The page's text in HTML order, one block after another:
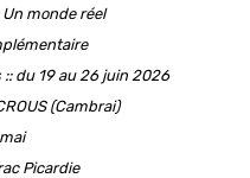
Un monde réel
du 19 au 26 juin 2026
(Cambrai)
Picardie